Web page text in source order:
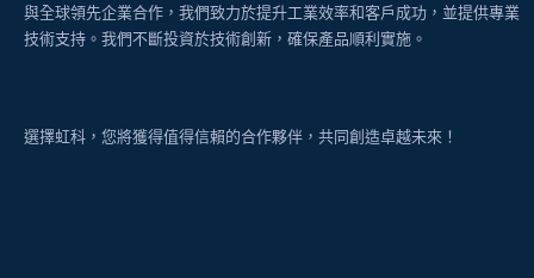
與全球領先企業合作，我們致力於提升工業效率和客戶成功，並提供專業
技術支持。我們不斷投資於技術創新，確保產品順利實施。
選擇虹科，您將獲得值得信賴的合作夥伴，共同創造卓越未來！